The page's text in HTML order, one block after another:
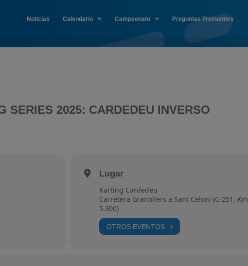
Noticias Calendario Campeonato Preguntas Frecuentes
SERIES 2025: CARDEDEU INVERSO
Lugar
Karting Cardedeu
Carretera Granollers a Sant Celoni (C-251, Km
5.300)
OTROS EVENTOS